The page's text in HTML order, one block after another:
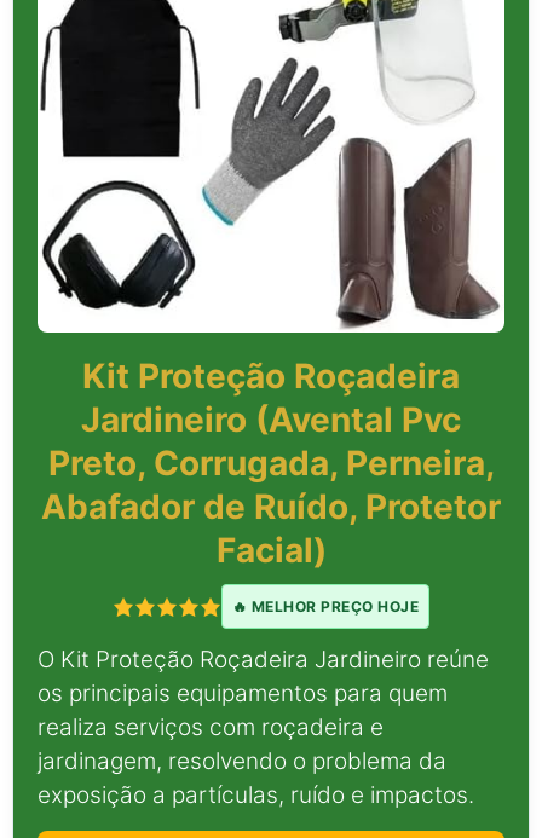
Kit Proteção Roçadeira
Jardineiro (Avental Pvc
Preto, Corrugada, Perneira,
Abafador de Ruído, Protetor
Facial)
🔥 MELHOR PREÇO HOJE
O Kit Proteção Roçadeira Jardineiro reúne
os principais equipamentos para quem
realiza serviços com roçadeira e
jardinagem, resolvendo o problema da
exposição a partículas, ruído e impactos.